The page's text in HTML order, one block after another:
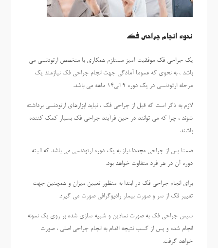
نحوه انجام جراحی فک
یک جراحی فک موفقیت آمیز مستلزم همکاری با متخصص ارتودنسی می
باشد ، به نحوی که عموما آمادگی جهت انجام جراحی فک نیازمند یک
مرحله ارتودنسی در یک دوره 9 الی14 ماهه می باشد.
لازم به ذکر است که قبل از جراحی فک ، نباید ابزارهای ارتودنسی برداشته
شوند ، چرا که می توانند در حین فرآیند جراحی فک بسیار کمک کننده
باشند.
ضمنا پس از جراحی مجددا نیاز به یک دوره ارتودنسی می باشد که البته
دوره آن در هر فرد متفاوت خواهد بود.
برای انجام جراحی فک در ابتدا به منظور تعیین میزان و همچنین جهت
تغییر فک از سر و صورت بیمار رادیوگرافی صورت می گیرد.
سپس جراحی فک به صورت نمادین و شبیه سازی شده بر روی یک نمونه
انجام شده و پس از کسب نتیجه اقدام به انجام جراحی اصلی ، صورت
خواهد گرفت.